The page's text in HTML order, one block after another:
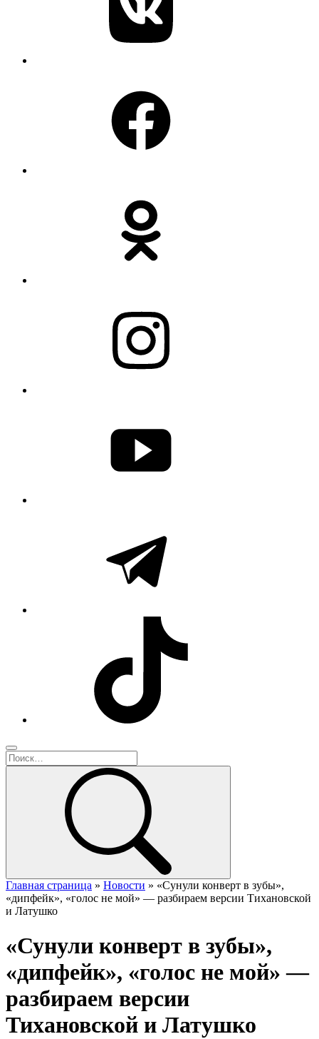
Главная страница » Новости » «Сунули конверт в зубы»,
«дипфейк», «голос не мой» — разбираем версии Тихановской
и Латушко
«Сунули конверт в зубы»,
«дипфейк», «голос не мой» —
разбираем версии
Тихановской и Латушко